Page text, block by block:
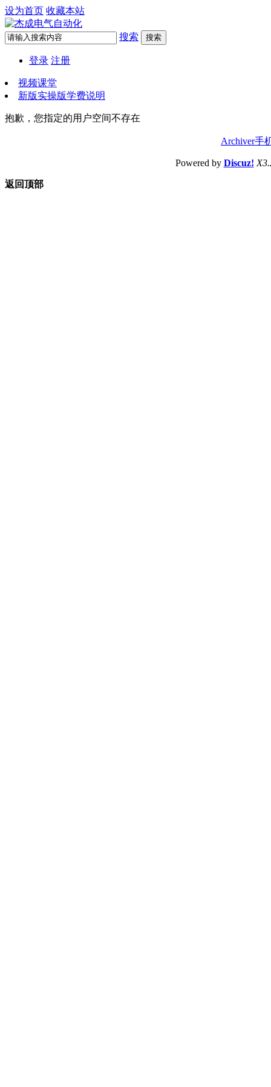
设为首页 收藏本站
搜索 搜索
登录 注册
视频课堂
新版实操版学费说明
抱歉，您指定的用户空间不存在
Archiver手
Powered by Discuz!
返回顶部